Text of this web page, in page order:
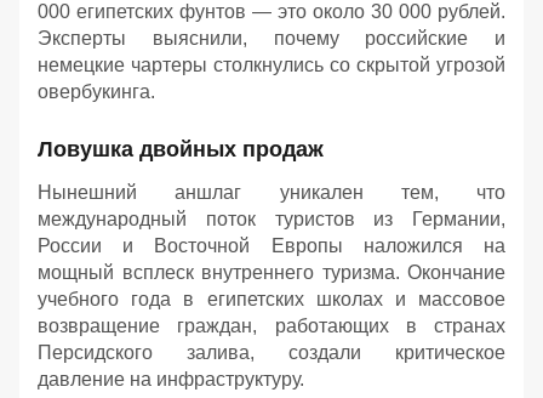
000 египетских фунтов — это около 30 000 рублей.
Эксперты выяснили, почему российские и
немецкие чартеры столкнулись со скрытой угрозой
овербукинга.
Ловушка двойных продаж
Нынешний аншлаг уникален тем, что
международный поток туристов из Германии,
России и Восточной Европы наложился на
мощный всплеск внутреннего туризма. Окончание
учебного года в египетских школах и массовое
возвращение граждан, работающих в странах
Персидского залива, создали критическое
давление на инфраструктуру.